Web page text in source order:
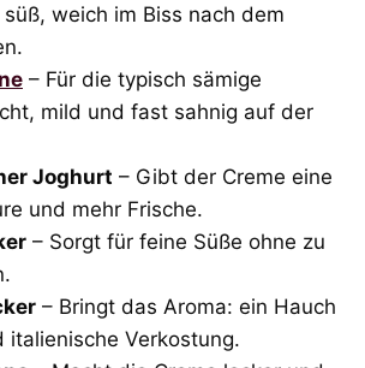
weich im Biss nach dem
– Für die typisch sämige
mild und fast sahnig auf der
Joghurt – Gibt der Creme eine
und mehr Frische.
– Sorgt für feine Süße ohne zu
– Bringt das Aroma: ein Hauch
italienische Verkostung.